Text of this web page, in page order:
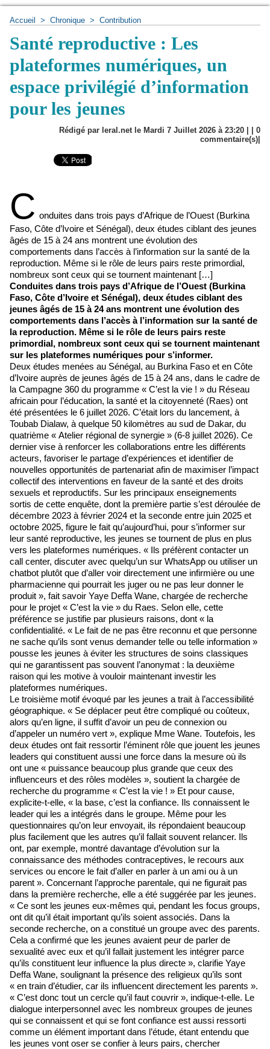
Accueil > Chronique > Contribution
Santé reproductive : Les
plateformes numériques, un
espace privilégié d’information
pour les jeunes
Rédigé par leral.net le Mardi 7 Juillet 2026 à 23:20 | | 0
commentaire(s)|
C onduites dans trois pays d’Afrique de l’Ouest (Burkina
Faso, Côte d’Ivoire et Sénégal), deux études ciblant des jeunes
âgés de 15 à 24 ans montrent une évolution des
comportements dans l’accès à l’information sur la santé de la
reproduction. Même si le rôle de leurs pairs reste primordial,
nombreux sont ceux qui se tournent maintenant […]
Conduites dans trois pays d’Afrique de l’Ouest (Burkina
Faso, Côte d’Ivoire et Sénégal), deux études ciblant des
jeunes âgés de 15 à 24 ans montrent une évolution des
comportements dans l’accès à l’information sur la santé de
la reproduction. Même si le rôle de leurs pairs reste
primordial, nombreux sont ceux qui se tournent maintenant
sur les plateformes numériques pour s’informer.
Deux études menées au Sénégal, au Burkina Faso et en Côte
d’Ivoire auprès de jeunes âgés de 15 à 24 ans, dans le cadre de
la Campagne 360 du programme « C’est la vie ! » du Réseau
africain pour l’éducation, la santé et la citoyenneté (Raes) ont
été présentées le 6 juillet 2026. C’était lors du lancement, à
Toubab Dialaw, à quelque 50 kilomètres au sud de Dakar, du
quatrième « Atelier régional de synergie » (6-8 juillet 2026). Ce
dernier vise à renforcer les collaborations entre les différents
acteurs, favoriser le partage d’expériences et identifier de
nouvelles opportunités de partenariat afin de maximiser l’impact
collectif des interventions en faveur de la santé et des droits
sexuels et reproductifs. Sur les principaux enseignements
sortis de cette enquête, dont la première partie s’est déroulée de
décembre 2023 à février 2024 et la seconde entre juin 2025 et
octobre 2025, figure le fait qu’aujourd’hui, pour s’informer sur
leur santé reproductive, les jeunes se tournent de plus en plus
vers les plateformes numériques. « Ils préfèrent contacter un
call center, discuter avec quelqu’un sur WhatsApp ou utiliser un
chatbot plutôt que d’aller voir directement une infirmière ou une
pharmacienne qui pourrait les juger ou ne pas leur donner le
produit », fait savoir Yaye Deffa Wane, chargée de recherche
pour le projet « C’est la vie » du Raes. Selon elle, cette
préférence se justifie par plusieurs raisons, dont « la
confidentialité. « Le fait de ne pas être reconnu et que personne
ne sache qu’ils sont venus demander telle ou telle information »
pousse les jeunes à éviter les structures de soins classiques
qui ne garantissent pas souvent l’anonymat : la deuxième
raison qui les motive à vouloir maintenant investir les
plateformes numériques.
Le troisième motif évoqué par les jeunes a trait à l’accessibilité
géographique. « Se déplacer peut être compliqué ou coûteux,
alors qu’en ligne, il suffit d’avoir un peu de connexion ou
d’appeler un numéro vert », explique Mme Wane. Toutefois, les
deux études ont fait ressortir l’éminent rôle que jouent les jeunes
leaders qui constituent aussi une force dans la mesure où ils
ont une « puissance beaucoup plus grande que ceux des
influenceurs et des rôles modèles », soutient la chargée de
recherche du programme « C’est la vie ! » Et pour cause,
explicite-t-elle, « la base, c’est la confiance. Ils connaissent le
leader qui les a intégrés dans le groupe. Même pour les
questionnaires qu’on leur envoyait, ils répondaient beaucoup
plus facilement que les autres qu’il fallait souvent relancer. Ils
ont, par exemple, montré davantage d’évolution sur la
connaissance des méthodes contraceptives, le recours aux
services ou encore le fait d’aller en parler à un ami ou à un
parent ». Concernant l’approche parentale, qui ne figurait pas
dans la première recherche, elle a été suggérée par les jeunes.
« Ce sont les jeunes eux-mêmes qui, pendant les focus groups,
ont dit qu’il était important qu’ils soient associés. Dans la
seconde recherche, on a constitué un groupe avec des parents.
Cela a confirmé que les jeunes avaient peur de parler de
sexualité avec eux et qu’il fallait justement les intégrer parce
qu’ils constituent leur influence la plus directe », clarifie Yaye
Deffa Wane, soulignant la présence des religieux qu’ils sont
« en train d’étudier, car ils influencent directement les parents ».
« C’est donc tout un cercle qu’il faut couvrir », indique-t-elle. Le
dialogue interpersonnel avec les nombreux groupes de jeunes
qui se connaissent et qui se font confiance est aussi ressorti
comme un élément important dans l’étude, étant entendu que
les jeunes vont oser se confier à leurs pairs, chercher